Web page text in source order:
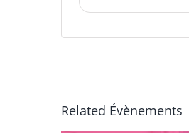
Related Évènements